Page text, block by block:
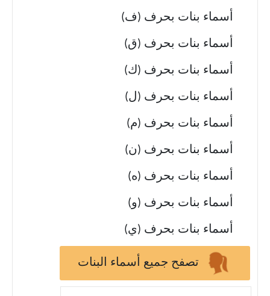
أسماء بنات بحرف (ف)
أسماء بنات بحرف (ق)
أسماء بنات بحرف (ك)
أسماء بنات بحرف (ل)
أسماء بنات بحرف (م)
أسماء بنات بحرف (ن)
أسماء بنات بحرف (ه)
أسماء بنات بحرف (و)
أسماء بنات بحرف (ي)
تصفح جميع أسماء البنات